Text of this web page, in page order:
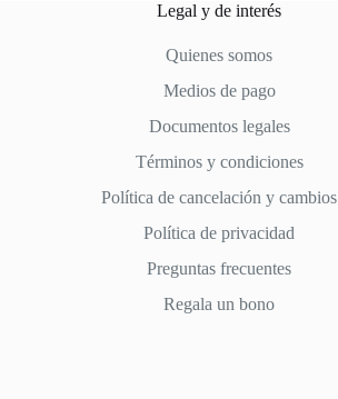
Legal y de interés
Quienes somos
Medios de pago
Documentos legales
Términos y condiciones
Política de cancelación y cambios
Política de privacidad
Preguntas frecuentes
Regala un bono